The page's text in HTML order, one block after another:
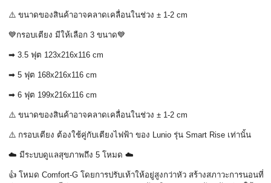
⚠️ ขนาดของสินค้าอาจคลาดเคลื่อนในช่วง ± 1-2 cm
💙กรอบเตียง มีให้เลือก 3 ขนาด💙
➡ 3.5 ฟุต 123x216x116 cm
➡ 5 ฟุต 168x216x116 cm
➡ 6 ฟุต 199x216x116 cm
⚠️ ขนาดของสินค้าอาจคลาดเคลื่อนในช่วง ± 1-2 cm
⚠️ กรอบเตียง ต้องใช้คู่กับเตียงไฟฟ้า ของ Lunio รุ่น Smart Rise เท่านั้น
☁️ มีระบบดูแลสุขภาพถึง 5 โหมด ☁️
👍 โหมด Comfort-G โดยการปรับเท้าให้อยู่สูงกว่าหัว สร้างสภาวะการนอนที่